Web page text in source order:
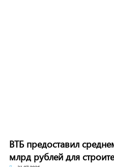
ВТБ предоставил
млрд рублей для